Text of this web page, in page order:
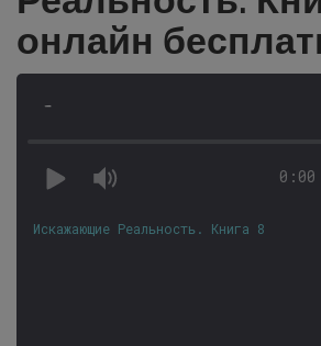
онлайн
-
0:00
Искажающие Реальность. Книга 8